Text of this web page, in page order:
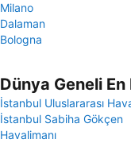
Milano
Dalaman
Bologna
Dünya Geneli
İstanbul Uluslararası
İstanbul Sabiha Gökçen
Havalimanı